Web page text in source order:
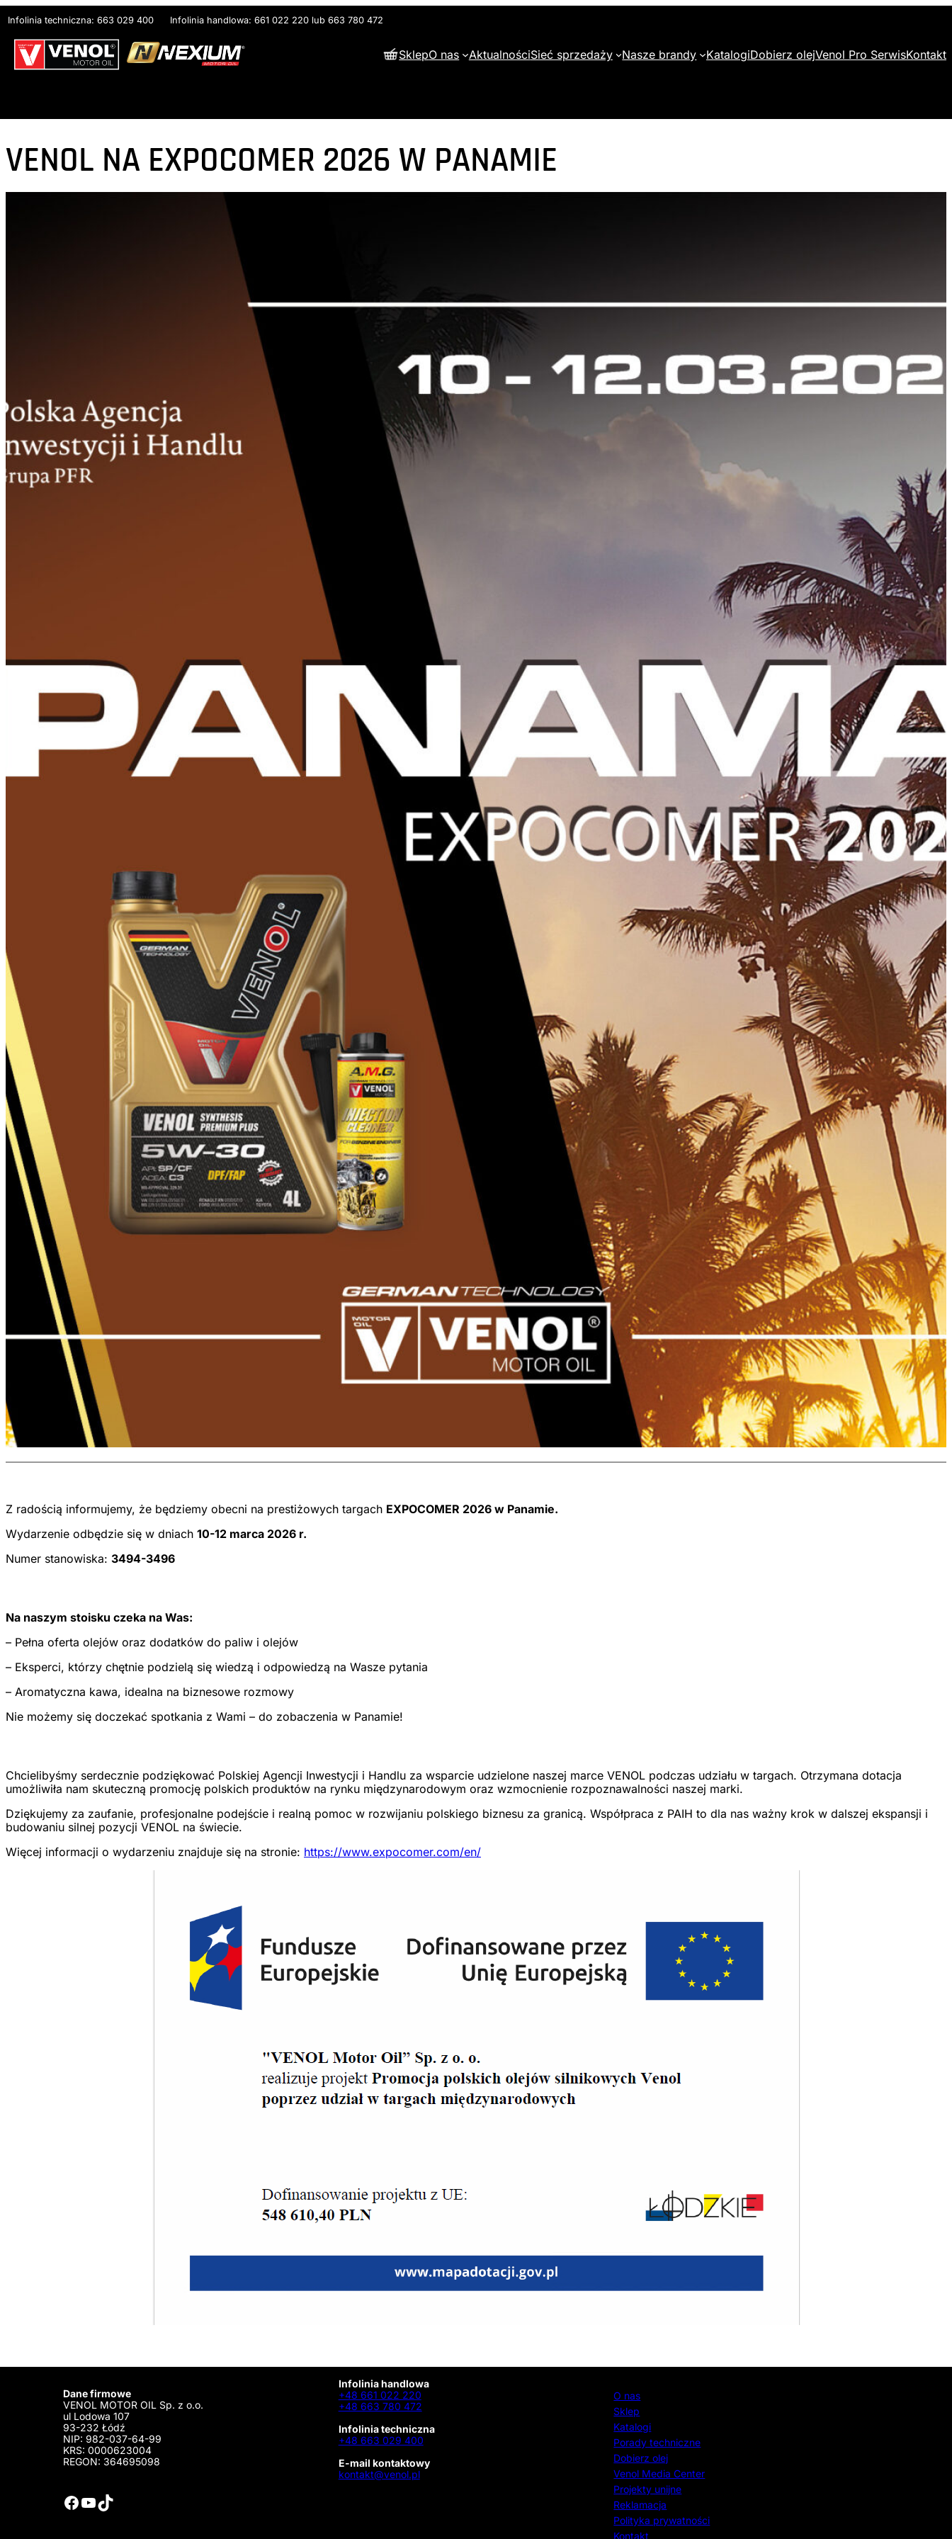
do
treści
Infolinia techniczna: 663 029 400 Infolinia handlowa: 661 022 220 lub 663 780 472
SklepO nas AktualnościSieć sprzedaży Nasze brandy KatalogiDobierz olejVenol Pro SerwisKontakt
VENOL NA EXPOCOMER 2026 W PANAMIE
Z radością informujemy, że będziemy obecni na prestiżowych targach EXPOCOMER 2026 w Panamie.
Wydarzenie odbędzie się w dniach 10-12 marca 2026 r.
Numer stanowiska: 3494-3496
Na naszym stoisku czeka na Was:
– Pełna oferta olejów oraz dodatków do paliw i olejów
– Eksperci, którzy chętnie podzielą się wiedzą i odpowiedzą na Wasze pytania
– Aromatyczna kawa, idealna na biznesowe rozmowy
Nie możemy się doczekać spotkania z Wami – do zobaczenia w Panamie!
Chcielibyśmy serdecznie podziękować Polskiej Agencji Inwestycji i Handlu za wsparcie udzielone naszej marce VENOL podczas udziału w targach. Otrzymana dotacja
umożliwiła nam skuteczną promocję polskich produktów na rynku międzynarodowym oraz wzmocnienie rozpoznawalności naszej marki.
Dziękujemy za zaufanie, profesjonalne podejście i realną pomoc w rozwijaniu polskiego biznesu za granicą. Współpraca z PAIH to dla nas ważny krok w dalszej ekspansji i
budowaniu silnej pozycji VENOL na świecie.
Więcej informacji o wydarzeniu znajduje się na stronie: https://www.expocomer.com/en/
Dane firmowe
VENOL MOTOR OIL Sp. z o.o.
ul Lodowa 107
93-232 Łódź
NIP: 982-037-64-99
KRS: 0000623004
REGON: 364695098
Facebook YouTube TikTok
Infolinia handlowa
+48 661 022 220
+48 663 780 472
Infolinia techniczna
+48 663 029 400
E-mail kontaktowy
kontakt@venol.pl
O nas
Sklep
Katalogi
Porady techniczne
Dobierz olej
Venol Media Center
Projekty unijne
Reklamacja
Polityka prywatności
Kontakt